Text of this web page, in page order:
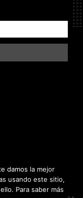
Cookies
reservados.
damos la mejor
usando este sitio,
Para saber más